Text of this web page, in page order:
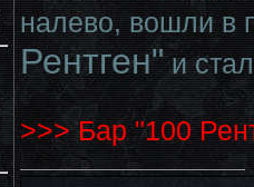
налево, вошли в
Рентген"и
>>> Бар "100